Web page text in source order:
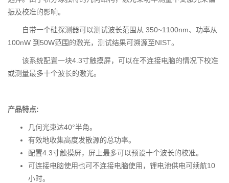
振及校准的影响。
自带一个硅探测器可以测试波长范围从 350~1100nm、功率从
100nW 到50W范围的激光，测试结果可溯源至NIST。
该系统配置一块4.3寸触摸屏，可以在不连接电脑的情况下校准
或测量最多十个波长的激光。
产品特点:
几何光束达40°半角。
有效地收集高度发散源的总功率。
配置4.3寸触摸屏，屏上最多可以预设十个波长的校准。
可连接电脑使用也可不连接电脑使用，锂电池供电可续航10
小时。